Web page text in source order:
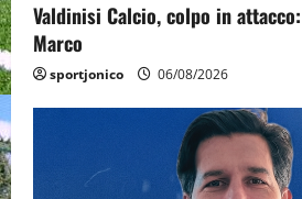
Valdinisi Calcio, colpo in
Marco
sportjonico 06/08/2026